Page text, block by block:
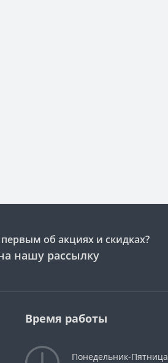
первым об акциях и скидках?
нашу рассылку
Время работы
Понедельник-Пятница